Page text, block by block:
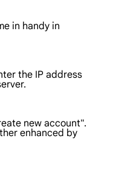
in handy in
the IP address
new account".
enhanced by